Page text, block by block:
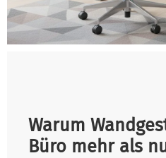
Warum
Büro mehr als